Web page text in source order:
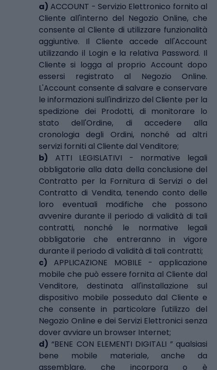
a) ACCOUNT - Servizio Elettronico fornito al
Cliente all'interno del Negozio Online, che
consente al Cliente di utilizzare funzionalità
aggiuntive. Il Cliente accede all'Account
utilizzando il Login e la relativa Password. Il
Cliente si logga al proprio Account dopo
essersi registrato al Negozio Online.
L'Account consente di salvare e conservare
le informazioni sull'indirizzo del Cliente per la
spedizione dei Prodotti, di monitorare lo
stato dell'Ordine, di accedere alla
cronologia degli Ordini, nonché ad altri
servizi forniti al Cliente dal Venditore;
b) ATTI LEGISLATIVI - normative legali
obbligatorie alla data della conclusione del
Contratto per la Fornitura di Servizi o del
Contratto di Vendita, tenendo conto delle
loro eventuali modifiche che possono
avvenire durante il periodo di validità di tali
contratti, nonché le normative legali
obbligatorie che entreranno in vigore
durante il periodo di validità di tali contratti;
c) APPLICAZIONE MOBILE - applicazione
mobile che può essere fornita al Cliente dal
Venditore, destinata all'installazione sul
dispositivo mobile posseduto dal Cliente e
che consente in particolare l'utilizzo del
Negozio Online e dei Servizi Elettronici senza
dover avviare un browser Internet;
d) “BENE CON ELEMENTI DIGITALI ” qualsiasi
bene mobile materiale, anche da
assemblare, che incorpora o è